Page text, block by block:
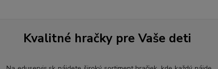
Kvalitné hračky pre Vaše deti